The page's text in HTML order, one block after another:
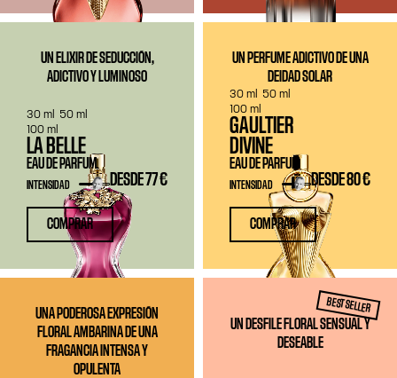
UN ELIXIR DE SEDUCCIÓN,
ADICTIVO Y LUMINOSO
LA BELLE
EAU DE PARFUM
DESDE77 €
INTENSIDAD
30 ml 50 ml
100 ml
COMPRAR
UN PERFUME ADICTIVO DE UNA
DEIDAD SOLAR
GAULTIER
DIVINE
EAU DE PARFUM
DESDE80 €
INTENSIDAD
30 ml 50 ml
100 ml
COMPRAR
UNA PODEROSA EXPRESIÓN
FLORAL AMBARINA DE UNA
FRAGANCIA INTENSA Y
OPULENTA
BEST SELLER
UN DESFILE FLORAL SENSUAL Y
DESEABLE